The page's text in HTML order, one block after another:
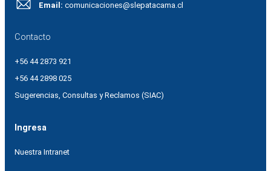
Email: comunicaciones@slepatacama.cl
Contacto
+56 44 2873 921
+56 44 2898 025
Sugerencias, Consultas y Reclamos (SIAC)
Ingresa
Nuestra Intranet